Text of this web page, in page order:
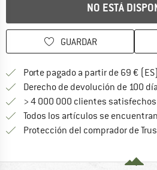
NO ESTÁ
GUARDAR
Porte pagado a partir de 69 € (ES)
Derecho de devolución de 100
> 4 000 000 clientes satisfechos
Todos los artículos se
Protección del comprador de